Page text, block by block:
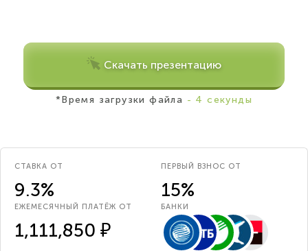
Скачать презентацию
*Время загрузки файла - 4 секунды
СТАВКА ОТ
9.3%
ПЕРВЫЙ ВЗНОС ОТ
15%
ЕЖЕМЕСЯЧНЫЙ ПЛАТЁЖ ОТ
1,111,850 ₽
БАНКИ